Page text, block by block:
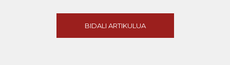
BIDALI ARTIKULUA